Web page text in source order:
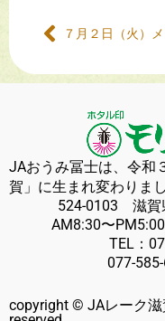
JAおうみ冨士は、令和
賀」に生まれ変わりまし
524-0103 滋賀
AM8:30〜
TEL：
077-
copyright © JAレーク